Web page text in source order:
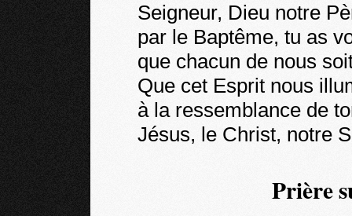
Seigneur, Dieu notre
par le Baptême, tu as
que chacun de nous
Que cet Esprit nous
à la ressemblance de
Jésus, le Christ, notre
Prière